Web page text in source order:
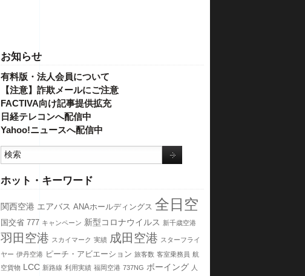
お知らせ
有料版・法人会員について
【注意】詐欺メールにご注意
FACTIVA向け記事提供拡充
日経テレコンへ配信中
Yahoo!ニュースへ配信中
ホット・キーワード
関西空港 エアバス ANAホールディングス 全日空
国交省 777 キャンペーン 新型コロナウイルス 新千歳空港
羽田空港 スカイマーク 実績 成田空港 スターフライ
ヤー 伊丹空港 ピーチ・アビエーション 旅客数 客室乗務員 航
空貨物 LCC 新路線 利用実績 福岡空港 737NG ボーイング 人